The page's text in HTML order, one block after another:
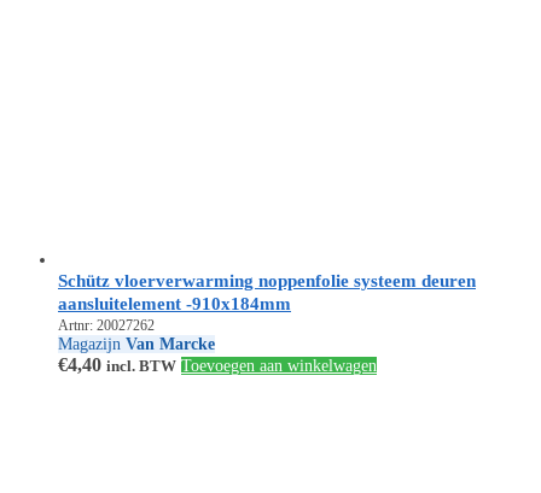
Schütz vloerverwarming noppenfolie systeem deuren
aansluitelement -910x184mm
Artnr: 20027262
Magazijn Van Marcke
€4,40 incl. BTW Toevoegen aan winkelwagen